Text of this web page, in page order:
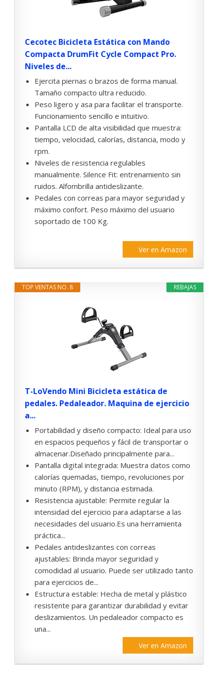
Cecotec Bicicleta Estática con Mando
Compacta DrumFit Cycle Compact Pro.
Niveles de...
Ejercita piernas o brazos de forma manual.
Tamaño compacto ultra reducido.
Peso ligero y asa para facilitar el transporte.
Funcionamiento sencillo e intuitivo.
Pantalla LCD de alta visibilidad que muestra:
tiempo, velocidad, calorías, distancia, modo y
rpm.
Niveles de resistencia regulables
manualmente. Silence Fit: entrenamiento sin
ruidos. Alfombrilla antideslizante.
Pedales con correas para mayor seguridad y
máximo confort. Peso máximo del usuario
soportado de 100 Kg.
Ver en Amazon
REBAJAS
TOP VENTAS NO. 8
T-LoVendo Mini Bicicleta estática de
pedales. Pedaleador. Maquina de ejercicio
a...
Portabilidad y diseño compacto: Ideal para uso
en espacios pequeños y fácil de transportar o
almacenar.Diseñado principalmente para...
Pantalla digital integrada: Muestra datos como
calorías quemadas, tiempo, revoluciones por
minuto (RPM), y distancia estimada.
Resistencia ajustable: Permite regular la
intensidad del ejercicio para adaptarse a las
necesidades del usuario.Es una herramienta
práctica...
Pedales antideslizantes con correas
ajustables: Brinda mayor seguridad y
comodidad al usuario. Puede ser utilizado tanto
para ejercicios de...
Estructura estable: Hecha de metal y plástico
resistente para garantizar durabilidad y evitar
deslizamientos. Un pedaleador compacto es
una...
Ver en Amazon